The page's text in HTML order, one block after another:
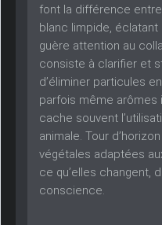
font la différence
blanc limpide, éclatant
guère attention au
consiste à clarifier et
d’éliminer particules
parfois même arômes
cache souvent
animale. Tour
végétales adaptées
ce qu’elles changent,
conscience.